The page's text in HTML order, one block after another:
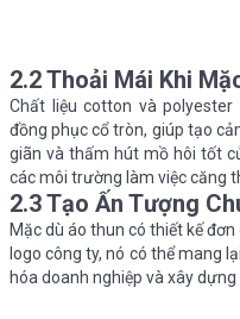
2.2 Thoải Mái Khi
Chất liệu cotton và
đồng phục cổ tròn, giúp tạo
giãn và thấm hút mồ hôi tốt
các môi trường làm việc căng
2.3 Tạo Ấn Tượng
Mặc dù áo thun có thiết kế
logo công ty, nó có thể mang
hóa doanh nghiệp và xây